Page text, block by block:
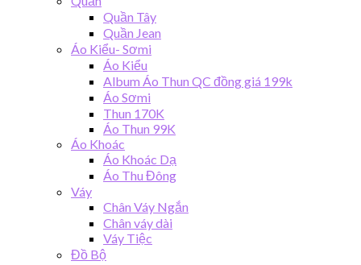
Quần Tây
Quần Jean
Áo Kiểu- Sơmi
Áo Kiểu
Album Áo Thun QC đồng giá 199k
Áo Sơmi
Thun 170K
Áo Thun 99K
Áo Khoác
Áo Khoác Dạ
Áo Thu Đông
Váy
Chân Váy Ngắn
Chân váy dài
Váy Tiệc
Đồ Bộ